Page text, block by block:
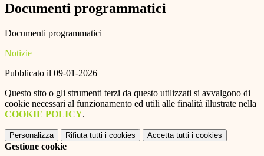
Documenti programmatici
Documenti programmatici
Notizie
Pubblicato il 09-01-2026
Questo sito o gli strumenti terzi da questo utilizzati si avvalgono di
cookie necessari al funzionamento ed utili alle finalità illustrate nella
COOKIE POLICY.
Personalizza Rifiuta tutti i cookies Accetta tutti i cookies
Gestione cookie